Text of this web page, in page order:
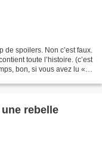
de spoilers. Non c’est faux.
toute l’histoire. (c’est
bon, si vous avez lu «
rebelle